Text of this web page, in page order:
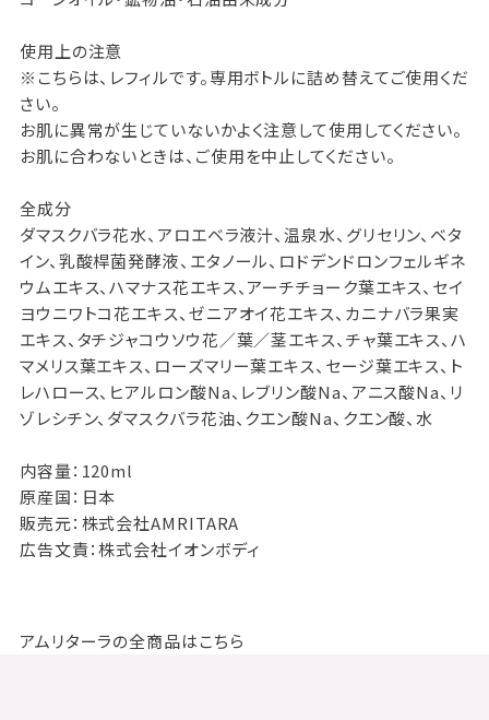
使用上の注意
※こちらは、レフィルです。専用ボトルに詰め替えてご使用くだ
さい。
お肌に異常が生じていないかよく注意して使用してください。
お肌に合わないときは、ご使用を中止してください。
全成分
ダマスクバラ花水、アロエベラ液汁、温泉水、グリセリン、ベタ
イン、乳酸桿菌発酵液、エタノール、ロドデンドロンフェルギネ
ウムエキス、ハマナス花エキス、アーチチョーク葉エキス、セイ
ヨウニワトコ花エキス、ゼニアオイ花エキス、カニナバラ果実
エキス、タチジャコウソウ花／葉／茎エキス、チャ葉エキス、ハ
マメリス葉エキス、ローズマリー葉エキス、セージ葉エキス、ト
レハロース、ヒアルロン酸Na、レブリン酸Na、アニス酸Na、リ
ゾレシチン、ダマスクバラ花油、クエン酸Na、クエン酸、水
内容量：120ml
原産国：日本
販売元：株式会社AMRITARA
広告文責：株式会社イオンボディ
アムリターラの全商品はこちら